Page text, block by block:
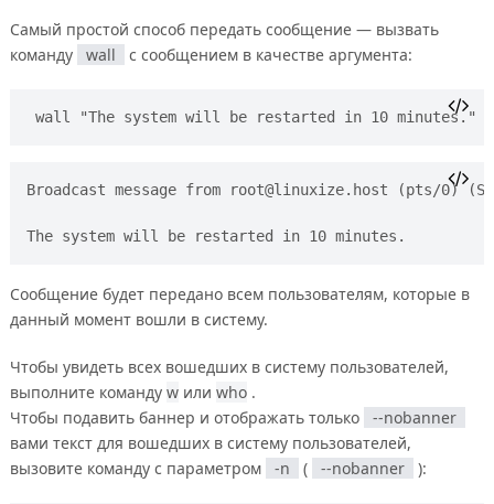
Самый простой способ передать сообщение — вызвать
команду
wall с сообщением в качестве аргумента:
wall "The system will be restarted in 10 minutes."
Broadcast message from root@linuxize.host (pts/0)
Сообщение будет передано всем пользователям, которые в
данный момент вошли в систему.
Чтобы увидеть всех вошедших в систему пользователей,
выполните команду wили who.
Чтобы подавить баннер и отображать только
--nobanner
вами текст для вошедших в систему пользователей,
вызовите команду с параметром
-n ( --nobanner ):